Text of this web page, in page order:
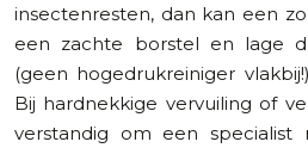
insectenresten, dan kan een
een zachte borstel en lage
(geen hogedrukreiniger
Bij hardnekkige vervuiling of
verstandig om een